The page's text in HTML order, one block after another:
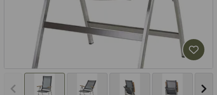
Vorheriges Bild anzeigen